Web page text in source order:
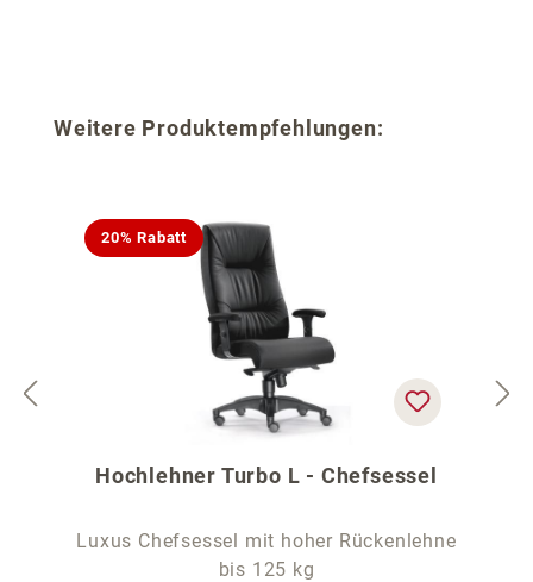
Produktgalerie überspringen
Weitere Produktempfehlungen:
20% Rabatt
Hochlehner Turbo L - Chefsessel
Luxus Chefsessel mit hoher Rückenlehne
bis 125 kg